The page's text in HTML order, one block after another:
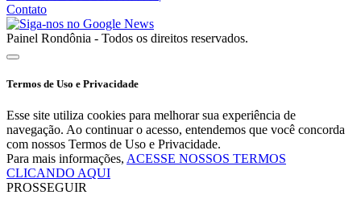
Contato
Painel Rondônia - Todos os direitos reservados.
Termos de Uso e Privacidade
Esse site utiliza cookies para melhorar sua experiência de
navegação. Ao continuar o acesso, entendemos que você concorda
com nossos Termos de Uso e Privacidade.
Para mais informações, ACESSE NOSSOS TERMOS
CLICANDO AQUI
PROSSEGUIR